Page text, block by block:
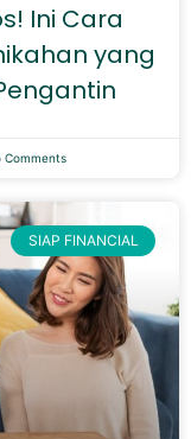
Ini Cara
yang
Comments
SIAP FINANCIAL